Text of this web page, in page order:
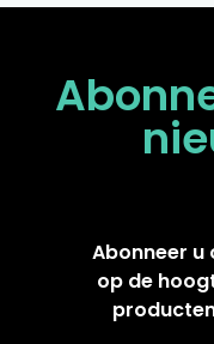
Abonneer u
op de